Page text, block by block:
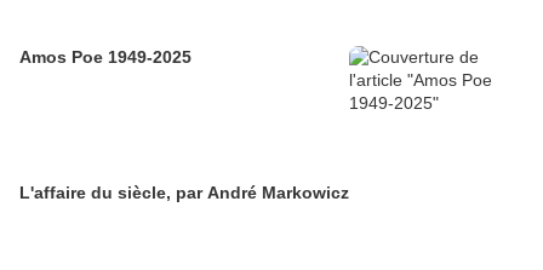
Amos Poe 1949-2025
L'affaire du siècle, par André Markowicz